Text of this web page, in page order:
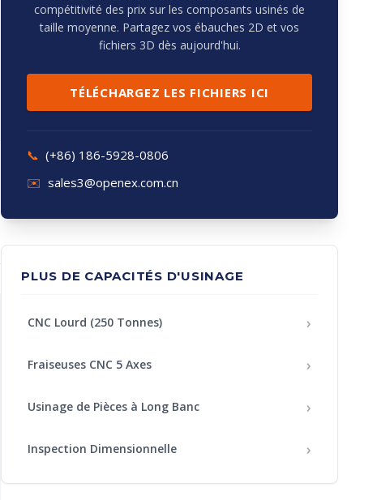
compétitivité des prix sur les composants usinés de
taille moyenne. Partagez vos ébauches 2D et vos
fichiers 3D dès aujourd'hui.
TÉLÉCHARGEZ LES FICHIERS ICI
📞 (+86) 186-5928-0806
✉️ sales3@openex.com.cn
PLUS DE CAPACITÉS D'USINAGE
CNC Lourd (250 Tonnes) ›
Fraiseuses CNC 5 Axes ›
Usinage de Pièces à Long Banc ›
Inspection Dimensionnelle ›